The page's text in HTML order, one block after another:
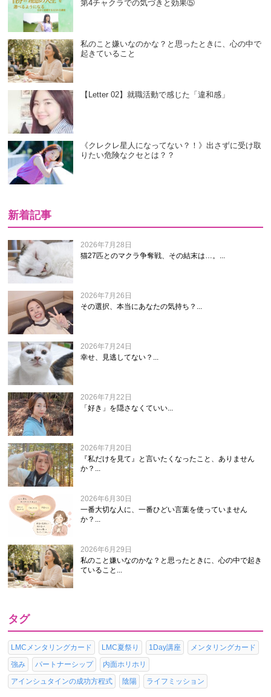
第4チャクラでの気づきと効果⑤
私のこと嫌いなのかな？と思ったときに、心の中で
起きていること
【Letter 02】就職活動で感じた「違和感」
《クレクレ星人になってない？！》出さずに受け取
りたい危険なクセとは？？
新着記事
2026年7月28日
猫27匹とのマクラ争奪戦、その結末は…。...
2026年7月26日
その選択、本当にあなたの気持ち？...
2026年7月24日
幸せ、見逃してない？...
2026年7月22日
「好き」を隠さなくていい...
2026年7月20日
『私だけを見て』と言いたくなったこと、ありません
か？...
2026年6月30日
一番大切な人に、一番ひどい言葉を使っていません
か？...
2026年6月29日
私のこと嫌いなのかな？と思ったときに、心の中で起き
ていること...
タグ
LMCメンタリングカード LMC夏祭り 1Day講座
メンタリングカード
強み
パートナーシップ
内面ホリホリ
アインシュタインの成功方程式
陰陽 ライフミッション